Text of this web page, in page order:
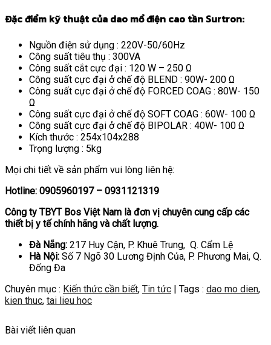
Đặc điểm kỹ thuật của dao mổ điện cao tần Surtron:
Nguồn điện sử dụng : 220V-50/60Hz
Công suất tiêu thụ : 300VA
Công suất cắt cực đại : 120 W – 250 Ω
Công suất cực đại ở chế độ BLEND : 90W- 200 Ω
Công suất cực đại ở chế độ FORCED COAG : 80W- 150
Ω
Công suất cực đại ở chế độ SOFT COAG : 60W- 100 Ω
Công suất cực đại ở chế độ BIPOLAR : 40W- 100 Ω
Kích thước : 254x104x288
Trọng lượng : 5kg
Mọi chi tiết về sản phẩm vui lòng liên hệ:
Hotline: 0905960197 – 0931121319
Công ty TBYT Bos Việt Nam là đơn vị chuyên cung cấp các
thiết bị y tế chính hãng và chất lượng.
Đà Nẵng: 217 Huy Cận, P. Khuê Trung, Q. Cẩm Lệ
Hà Nội: Số 7 Ngõ 30 Lương Định Của, P. Phương Mai, Q.
Đống Đa
Chuyên mục : Kiến thức cần biết, Tin tức | Tags : dao mo dien,
kien thuc, tai lieu hoc
Bài viết liên quan